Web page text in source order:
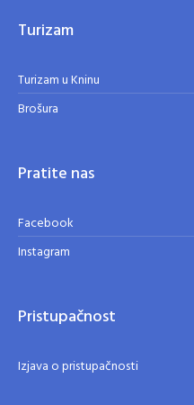
Turizam
Turizam u Kninu
Brošura
Pratite nas
Facebook
Instagram
Pristupačnost
Izjava o pristupačnosti